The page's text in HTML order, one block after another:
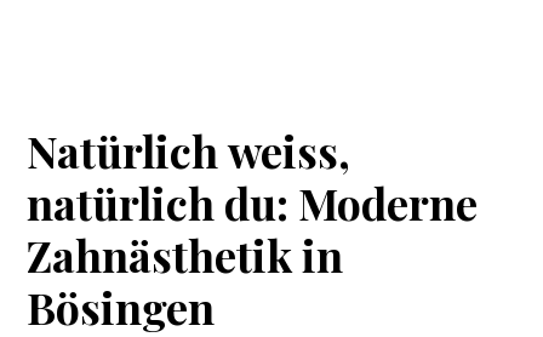
Natürlich weiss,
natürlich du: Moderne
Zahnästhetikin
Bösingen